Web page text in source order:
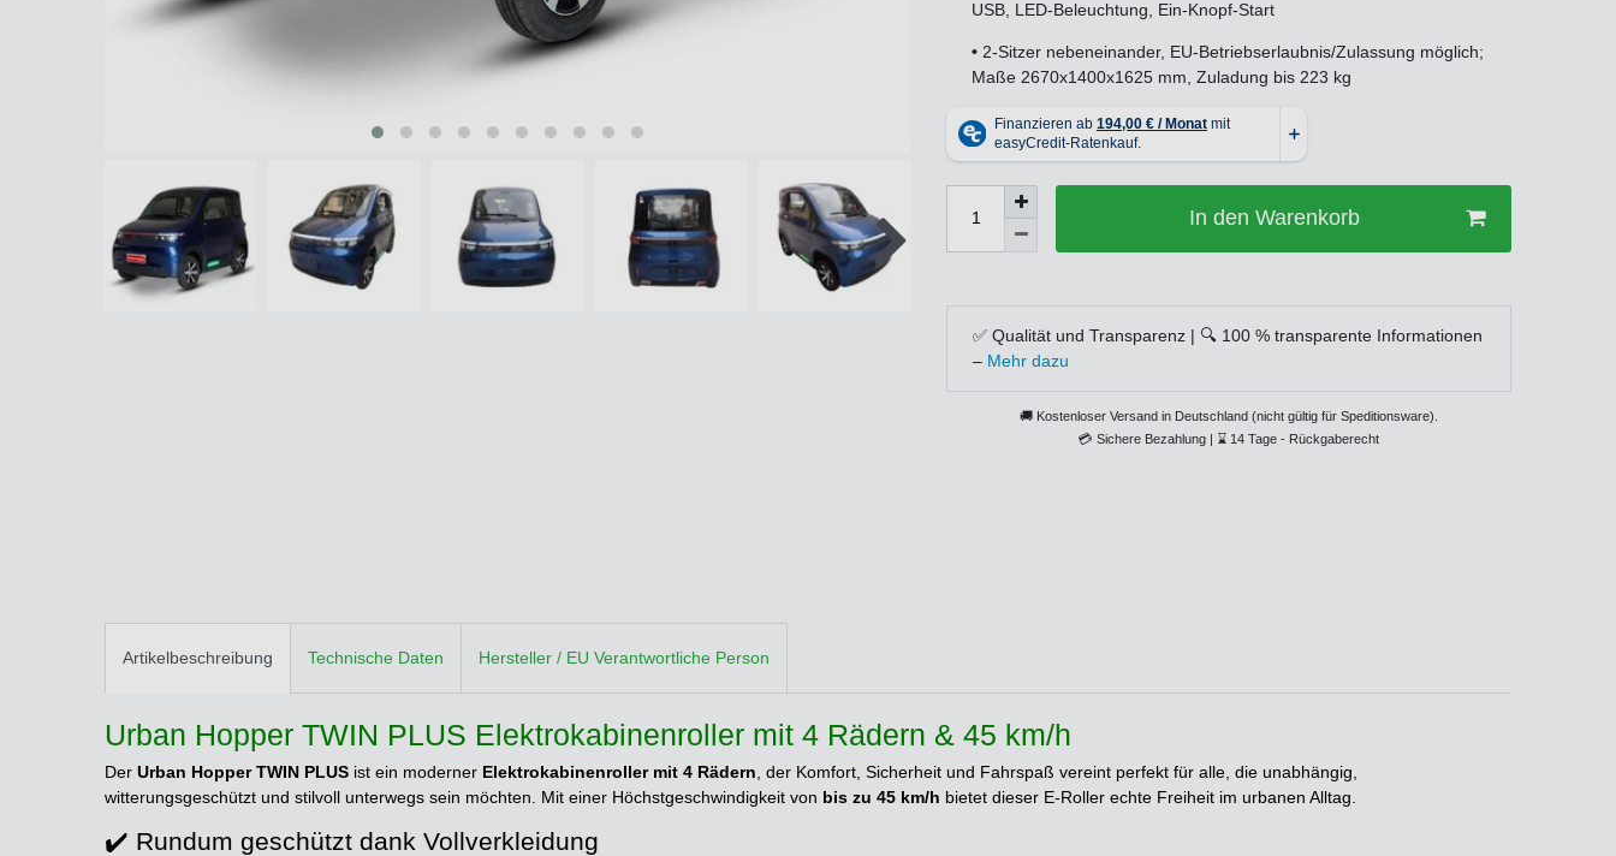
USB, LED-Beleuchtung, Ein-Knopf-Start
• 2-Sitzer nebeneinander, EU-Betriebserlaubnis/Zulassung möglich;
Maße 2670x1400x1625 mm, Zuladung bis 223 kg
In den Warenkorb
✅ Qualität und Transparenz | 🔍 100 % transparente Informationen
– Mehr dazu
🚚 Kostenloser Versand in Deutschland (nicht gültig für Speditionsware).
💳 Sichere Bezahlung | ⌛ 14 Tage - Rückgaberecht
Artikelbeschreibung Technische Daten Hersteller / EU Verantwortliche Person
Urban Hopper TWIN PLUS Elektrokabinenroller mit 4 Rädern & 45 km/h
Der Urban Hopper TWIN PLUS ist ein moderner Elektrokabinenroller mit 4 Rädern , der Komfort, Sicherheit und Fahrspaß vereint perfekt für alle, die unabhängig,
witterungsgeschützt und stilvoll unterwegs sein möchten. Mit einer Höchstgeschwindigkeit von bis zu 45 km/h bietet dieser E-Roller echte Freiheit im urbanen Alltag.
✔️ Rundum geschützt dank Vollverkleidung